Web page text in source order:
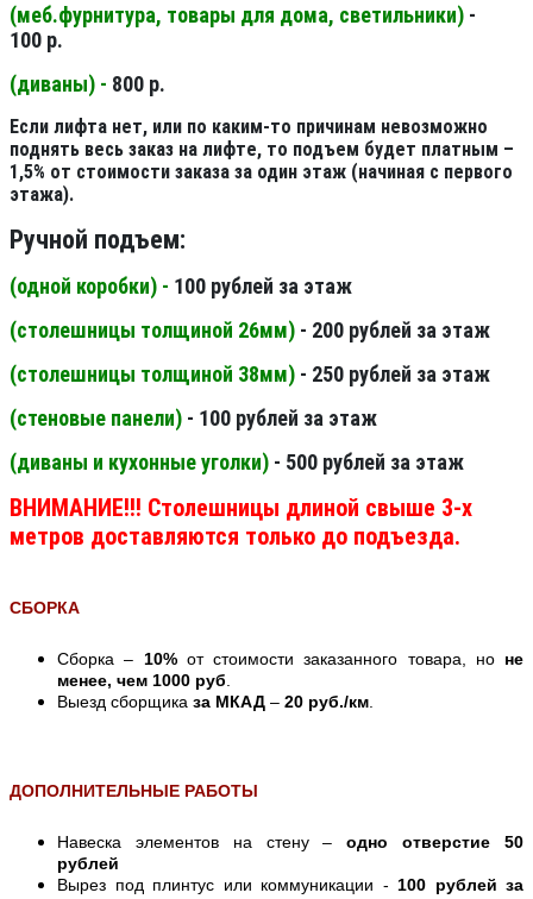
(меб.фурнитура, товары для дома, светильники) -
100 р.
(диваны) - 800 р.
Если лифта нет, или по каким-то причинам невозможно
поднять весь заказ на лифте, то подъем будет платным –
1,5% от стоимости заказа за один этаж (начиная с первого
этажа).
Ручной подъем:
(одной коробки) - 100 рублей за этаж
(столешницы толщиной 26мм) - 200 рублей за этаж
(столешницы толщиной 38мм) - 250 рублей за этаж
(стеновые панели) - 100 рублей за этаж
(диваны и кухонные уголки) - 500 рублей за этаж
ВНИМАНИЕ!!! Столешницы длиной свыше 3-х
метров доставляются только до подъезда.
СБОРКА
Сборка – 10%от стоимости заказанного товара, но не
менее, чем 1000 руб
Выезд сборщика за МКАД – 20 руб./км
ДОПОЛНИТЕЛЬНЫЕ РАБОТЫ
Навеска элементов на стену –одно отверстие 50
рублей
Вырез под плинтус или коммуникации - 100 рублей за